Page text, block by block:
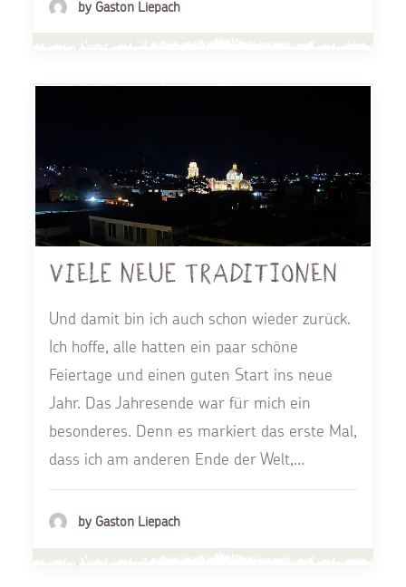
by Gaston Liepach
Viele neue Traditionen
Und damit bin ich auch schon wieder zurück.
Ich hoffe, alle hatten ein paar schöne
Feiertage und einen guten Start ins neue
Jahr. Das Jahresende war für mich ein
besonderes. Denn es markiert das erste Mal,
dass ich am anderen Ende der Welt,…
by Gaston Liepach